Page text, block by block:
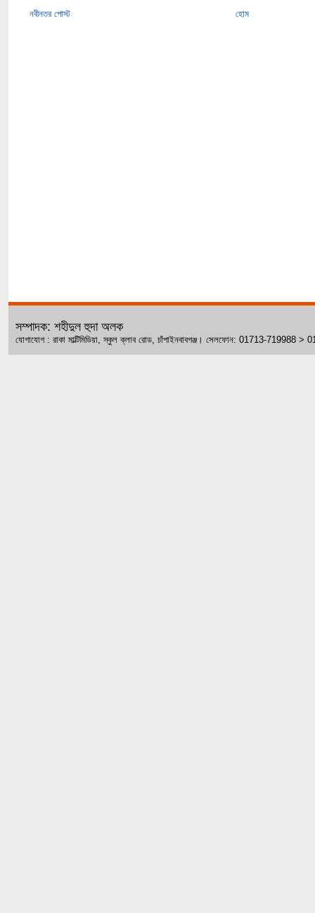
নবীনতর পোস্ট হোম
সম্পাদক: শহীদুল হুদা অলক
যোগাযোগ : রাকা মাল্টিমিডিয়া, স্কুল ক্লাব রোড, চাঁপাইনবাবগঞ্জ। সেলফোন: 01713-